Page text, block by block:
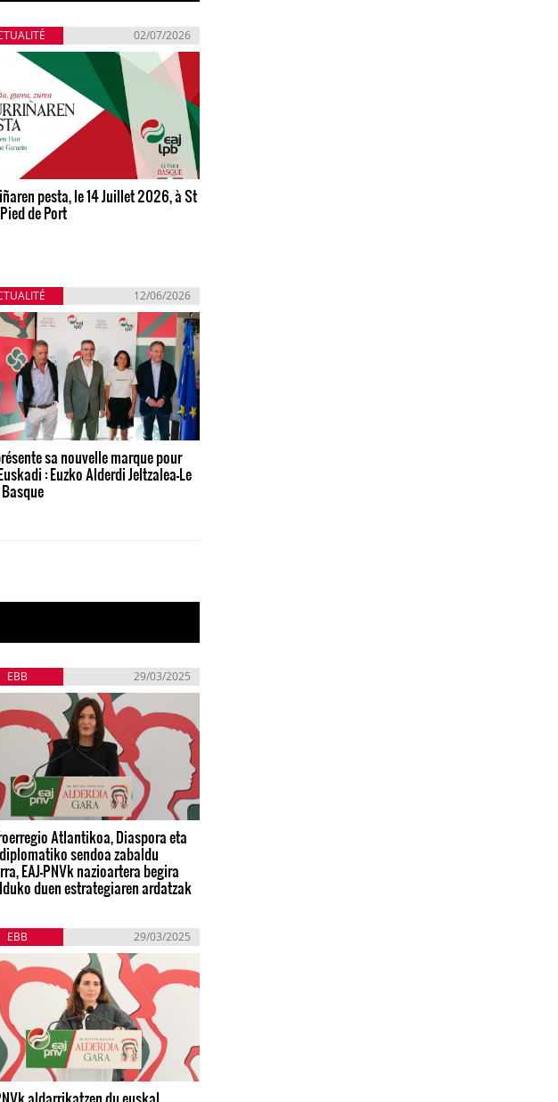
02/07/2026
pesta, le 14 Juillet 2026, à St
de Port
12/06/2026
sa nouvelle marque pour
: Euzko Alderdi Jeltzalea-Le
EBB 29/03/2025
Atlantikoa, Diaspora eta
sendoa zabaldu
EAJ-PNVk nazioartera begira
duen estrategiaren ardatzak
EBB 29/03/2025
aldarrikatzen du euskal